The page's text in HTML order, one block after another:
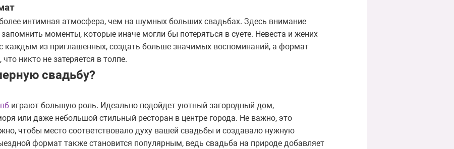
интимная атмосфера, чем на шумных больших свадьбах. Здесь внимание
моменты, которые иначе могли бы потеряться в суете. Невеста и жених
каждым из приглашенных, создать больше значимых воспоминаний, а формат
никто не затеряется в толпе.
свадьбу?
играют большую роль. Идеально подойдет уютный загородный дом,
или даже небольшой стильный ресторан в центре города. Не важно, это
чтобы место соответствовало духу вашей свадьбы и создавало нужную
формат также становится популярным, ведь свадьба на природе добавляет